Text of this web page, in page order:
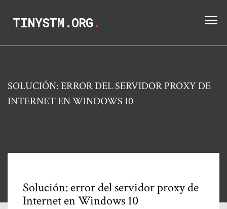
TINYSTM.ORG.
SOLUCIÓN: ERROR DEL SERVIDOR PROXY DE
INTERNET EN WINDOWS 10
Solución: error del servidor proxy de
Internet en Windows 10